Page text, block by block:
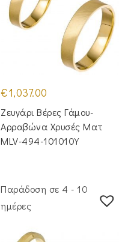
€1,037.00
Ζευγάρι Βέρες Γάμου-
Αρραβώνα Χρυσές Ματ
MLV-494-101010Y
Παράδοση σε 4 - 10
ημέρες